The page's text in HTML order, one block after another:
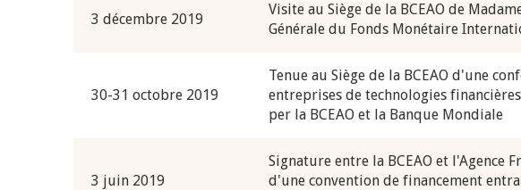
3 décembre 2019
Visite au Siège de la BCEAO de
Générale du Fonds Monétaire
30-31 octobre 2019
Tenue au Siège de la BCEAO d'une
entreprises de technologies
per la BCEAO et la Banque Mondiale
3 juin 2019
Signature entre la BCEAO et l'Agence
d'une convention de financement